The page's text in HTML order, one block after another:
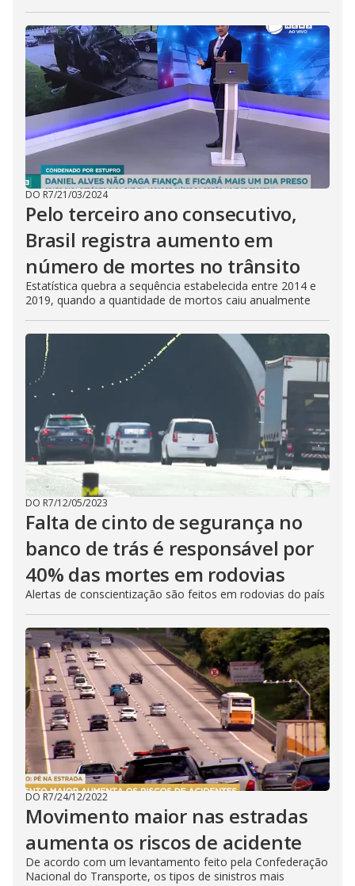
DO R7/21/03/2024
Pelo terceiro ano consecutivo,
Brasil registra aumento em
número de mortes no trânsito
Estatística quebra a sequência estabelecida entre 2014 e
2019, quando a quantidade de mortos caiu anualmente
DO R7/12/05/2023
Falta de cinto de segurança no
banco de trás é responsável por
40% das mortes em rodovias
Alertas de conscientização são feitos em rodovias do país
DO R7/24/12/2022
Movimento maior nas estradas
aumenta os riscos de acidente
De acordo com um levantamento feito pela Confederação
Nacional do Transporte, os tipos de sinistros mais